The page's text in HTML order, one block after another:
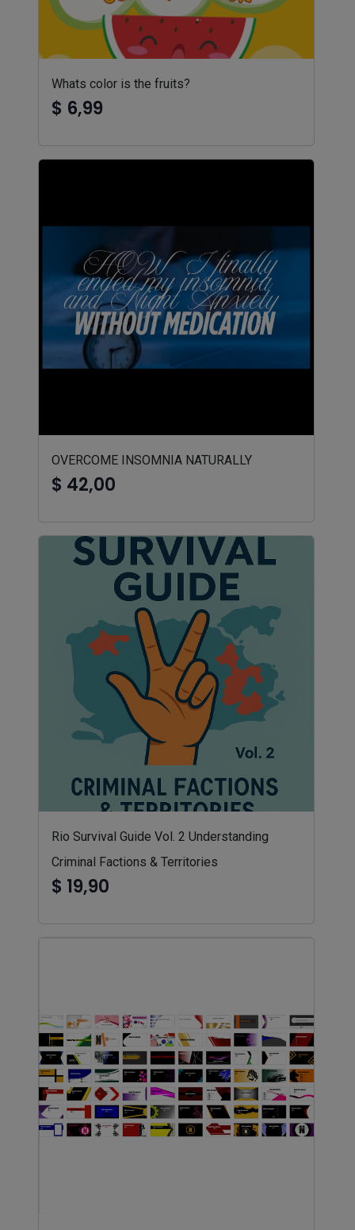
Whats color is the fruits?
$ 6,99
OVERCOME INSOMNIA NATURALLY
$ 42,00
Rio Survival Guide Vol. 2 Understanding
Criminal Factions & Territories
$ 19,90